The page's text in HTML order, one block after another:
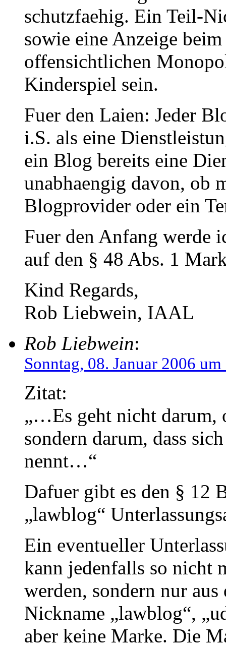
schutzfaehig. Ein Teil-
sowie eine Anzeige
offensichtlichen
Kinderspiel sein.
Fuer den Laien: Jeder
i.S. als eine
ein Blog bereits eine
unabhaengig davon, ob
Blogprovider oder ein
Fuer den Anfang werde
auf den § 48 Abs. 1
Kind Regards,
Rob Liebwein, IAAL
Rob Liebwein:
Sonntag, 08. Januar 2006
Zitat:
„…Es geht nicht darum,
sondern darum, dass
nennt…“
Dafuer gibt es den § 12
„lawblog“
Ein eventueller
kann jedenfalls so nicht
werden, sondern nur
Nickname „lawblog“,
aber keine Marke. Die